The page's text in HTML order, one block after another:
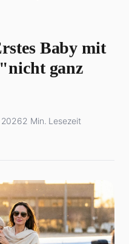
Baby mit
ganz
20262 Min. Lesezeit